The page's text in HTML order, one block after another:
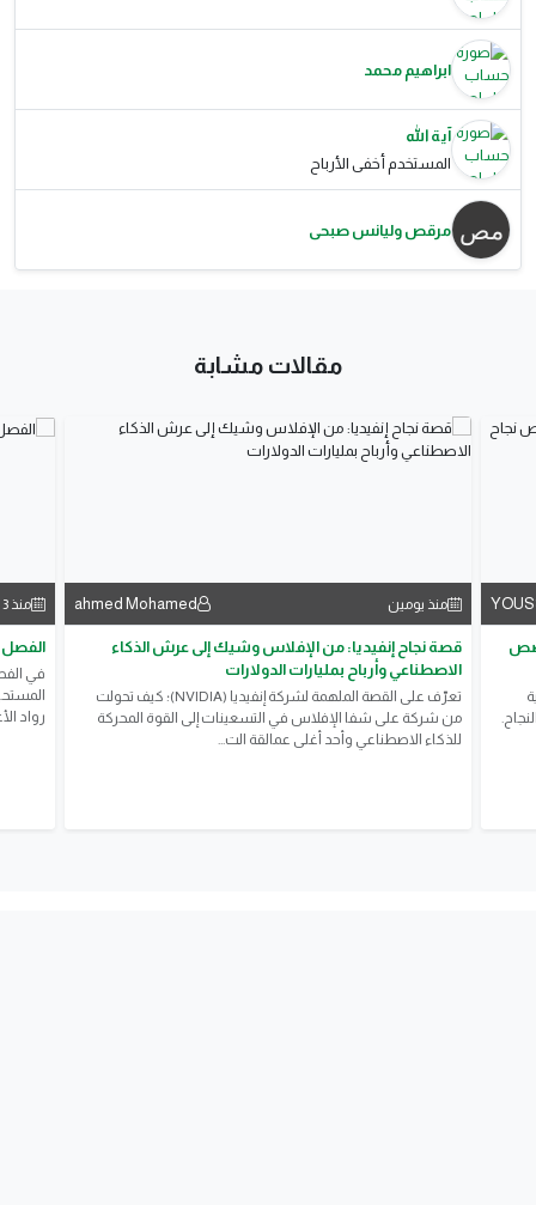
ابراهيم محمد
آية الله
المستخدم أخفى الأرباح
مرقص وليانس صبحى
مقالات مشابة
منذ يومين ahmed Mohamed
قصة نجاح إنفيديا: من الإفلاس وشيك إلى عرش الذكاء
الاصطناعي وأرباح بمليارات الدولارات
تعرّف على القصة الملهمة لشركة إنفيديا (NVIDIA)؛ كيف تحولت
من شركة على شفا الإفلاس في التسعينات إلى القوة المحركة
للذكاء الاصطناعي وأحد أغلى عمالقة الت...
منذ 3 أيام
الفصل
في
رواد